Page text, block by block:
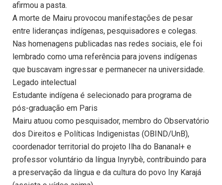
afirmou a pasta.
A morte de Mairu provocou manifestações de pesar
entre lideranças indígenas, pesquisadores e colegas.
Nas homenagens publicadas nas redes sociais, ele foi
lembrado como uma referência para jovens indígenas
que buscavam ingressar e permanecer na universidade.
Legado intelectual
Estudante indígena é selecionado para programa de
pós-graduação em Paris
Mairu atuou como pesquisador, membro do Observatório
dos Direitos e Políticas Indigenistas (OBIND/UnB),
coordenador territorial do projeto Ilha do Bananal+ e
professor voluntário da língua Inyrybè, contribuindo para
a preservação da língua e da cultura do povo Iny Karajá